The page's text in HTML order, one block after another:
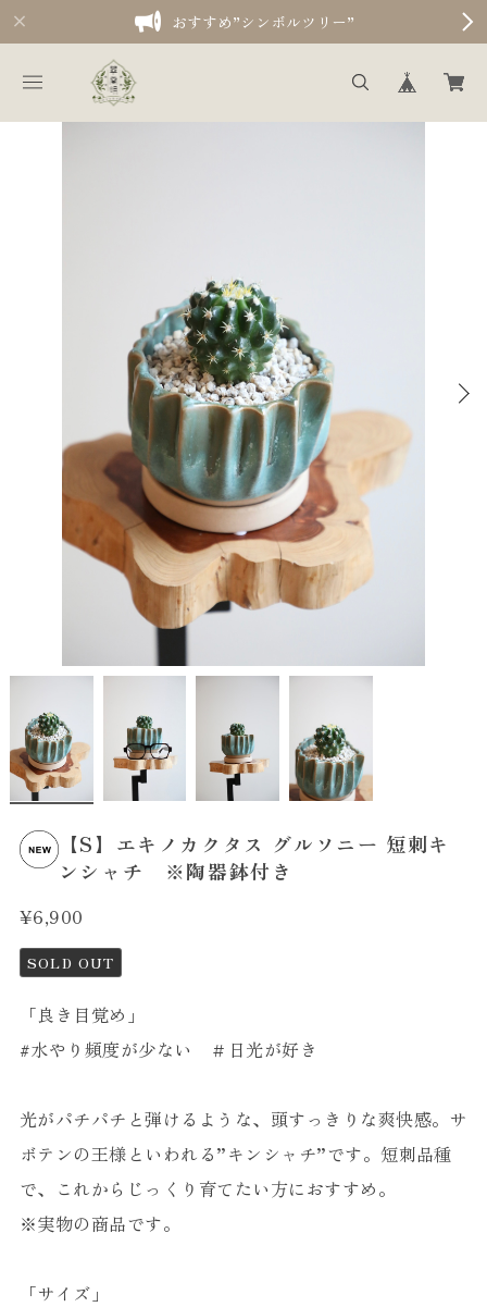
おすすめ”シンボルツリー”
【S】エキノカクタス グルソニー 短刺キ
ンシャチ ※陶器鉢付き
¥6,900
SOLD OUT
「良き目覚め」
#水やり頻度が少ない ＃日光が好き
光がパチパチと弾けるような、頭すっきりな爽快感。サ
ボテンの王様といわれる”キンシャチ”です。短刺品種
で、これからじっくり育てたい方におすすめ。
※実物の商品です。
「サイズ」